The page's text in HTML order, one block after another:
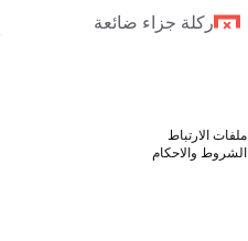
ركلة جزاء ضائعة
ملفات الارتباط
الشروط والاحكام